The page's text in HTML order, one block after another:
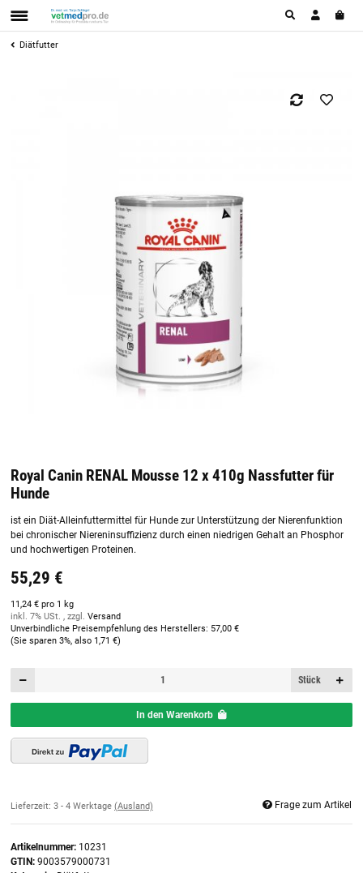
Diätfutter
Royal Canin RENAL Mousse 12 x 410g Nassfutter für
Hunde
ist ein Diät-Alleinfuttermittel für Hunde zur Unterstützung der Nierenfunktion
bei chronischer Niereninsuffizienz durch einen niedrigen Gehalt an Phosphor
und hochwertigen Proteinen.
55,29 €
11,24 € pro 1 kg
inkl. 7% USt. , zzgl. Versand
Unverbindliche Preisempfehlung des Herstellers: 57,00 €
(Sie sparen 3%, also 1,71 €)
Stück
In den Warenkorb
Lieferzeit: 3 - 4 Werktage (Ausland) Frage zum Artikel
Artikelnummer: 10231
GTIN: 9003579000731